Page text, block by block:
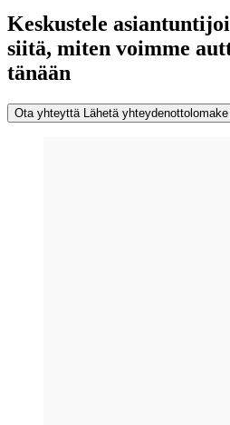
Keskustele
siitä, miten voimme
tänään
Ota yhteyttä Lähetä yhteydenottolomake